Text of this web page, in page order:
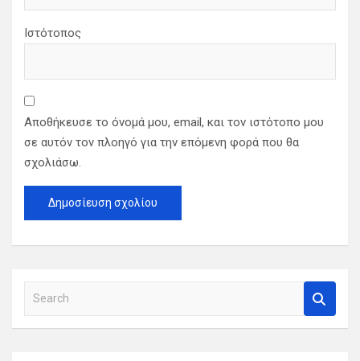
Ιστότοπος
Αποθήκευσε το όνομά μου, email, και τον ιστότοπο μου
σε αυτόν τον πλοηγό για την επόμενη φορά που θα
σχολιάσω.
a